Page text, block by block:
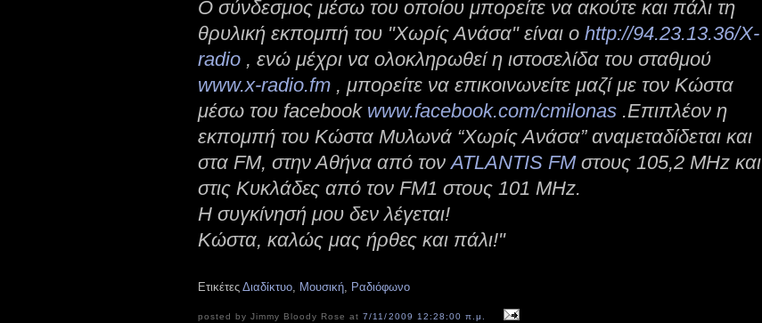
Ο σύνδεσμος μέσω του οποίου μπορείτε να ακούτε και πάλι τη
θρυλική εκπομπή του "Χωρίς Ανάσα" είναι ο http://94.23.13.36/X-
radio , ενώ μέχρι να ολοκληρωθεί η ιστοσελίδα του σταθμού
www.x-radio.fm , μπορείτε να επικοινωνείτε μαζί με τον Κώστα
μέσω του facebook www.facebook.com/cmilonas .Επιπλέον η
εκπομπή του Κώστα Μυλωνά “Χωρίς Ανάσα” αναμεταδίδεται και
στα FM, στην Αθήνα από τονATLANTIS FMστους 105,2 MHz και
στις Κυκλάδες από τον FM1 στους 101 MHz.
Η συγκίνησή μου δεν λέγεται!
Κώστα, καλώς μας ήρθες και πάλι!"
Ετικέτες Διαδίκτυο, Μουσική, Ραδιόφωνο
posted by Jimmy Bloody Rose at7/11/2009 12:28:00 π.μ.